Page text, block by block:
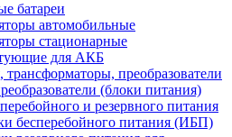
батареи
автомобильные
стационарные
для АКБ
преобразователи
(блоки питания)
и резервного питания
бесперебойного питания (ИБП)